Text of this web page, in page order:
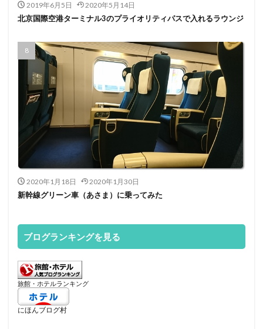
2019年6月5日 2020年5月14日
北京国際空港ターミナル3のプライオリティパスで入れるラウンジ
2020年1月18日 2020年1月30日
新幹線グリーン車（あさま）に乗ってみた
ブログランキングを見る
旅館・ホテルランキング
にほんブログ村